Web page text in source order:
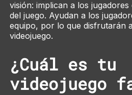
visión: implican a los
del juego. Ayudan a los
equipo, por lo que disfrutarán
videojuego.
¿Cuál es tu
videojuego